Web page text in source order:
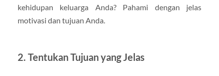
kehidupan keluarga Anda? Pahami dengan jelas
motivasi dan tujuan Anda.
2. Tentukan Tujuan yang Jelas